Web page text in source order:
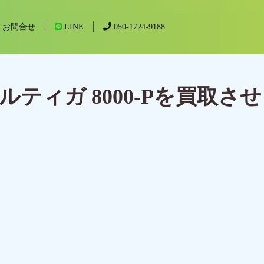
お問合せ LINE 050-1724-9188
ティガ 8000-Pを買取させ